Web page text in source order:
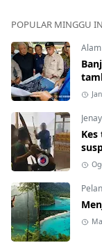
POPULAR MINGGU